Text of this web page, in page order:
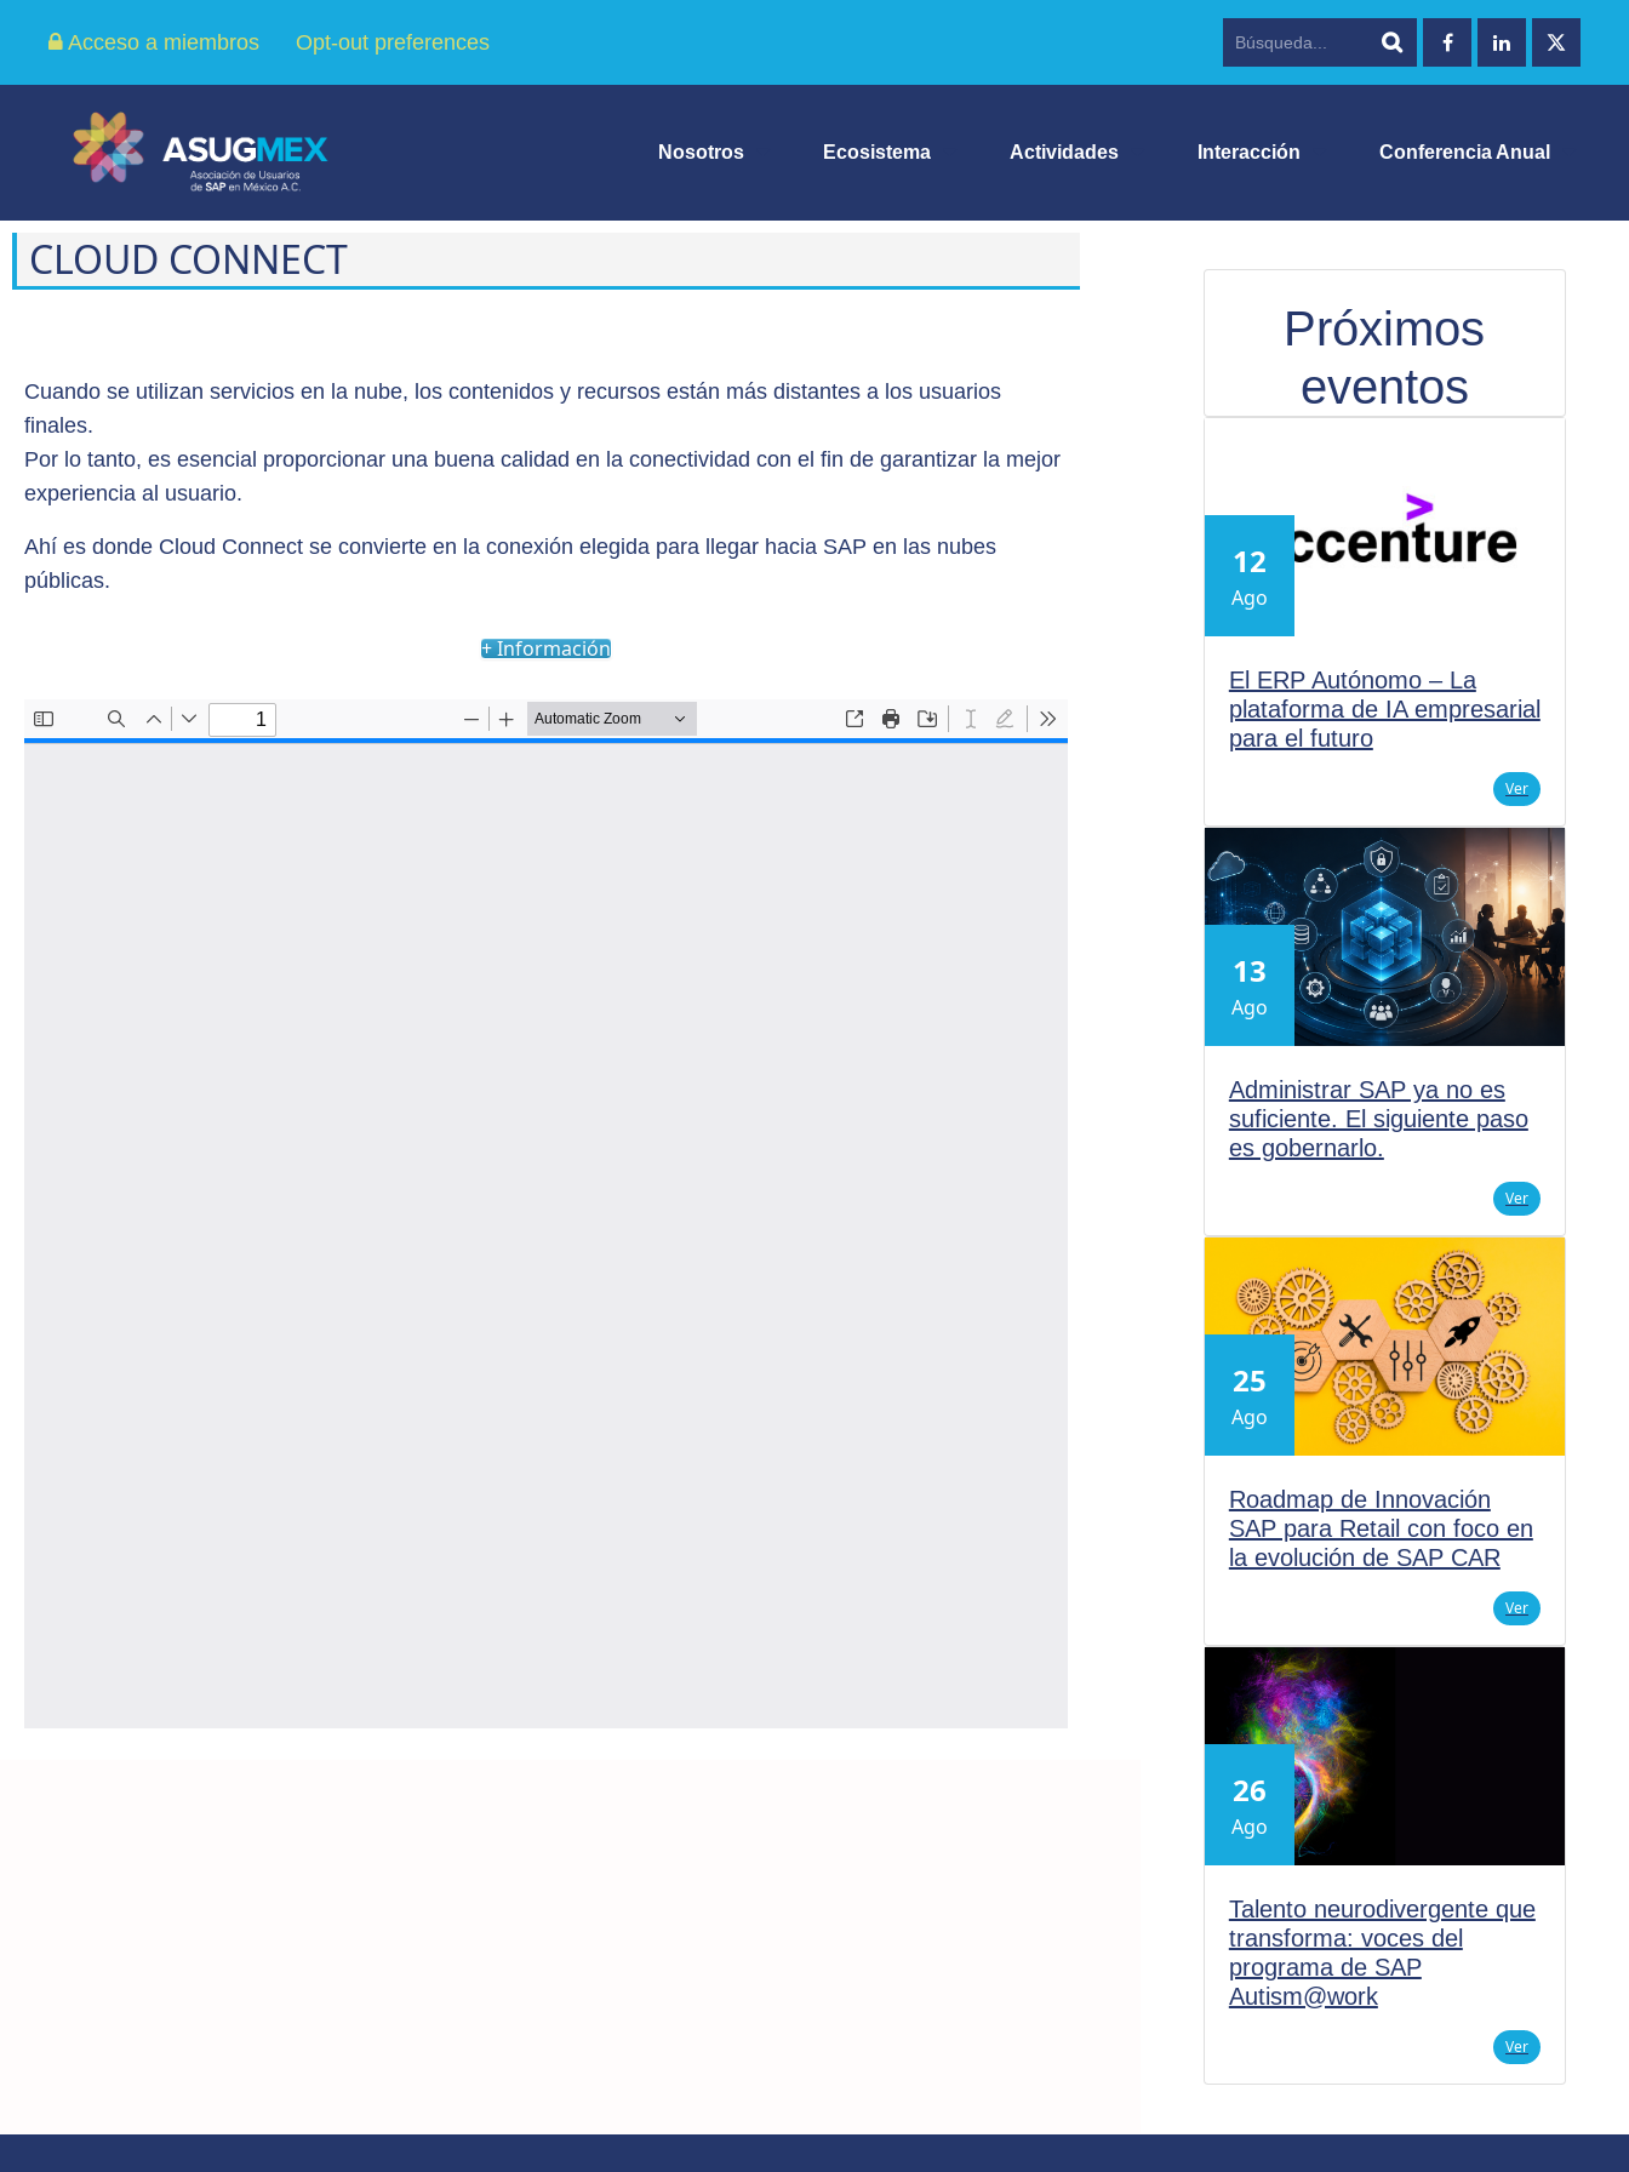
Acceso a miembros Opt-out preferences
Nosotros Ecosistema Actividades Interacción Conferencia Anual
CLOUD CONNECT
Cuando se utilizan servicios en la nube, los contenidos y recursos están más distantes a los usuarios
finales.
Por lo tanto, es esencial proporcionar una buena calidad en la conectividad con el fin de garantizar la mejor
experiencia al usuario.
Ahí es donde Cloud Connect se convierte en la conexión elegida para llegar hacia SAP en las nubes
públicas.
+ Información
Próximos
eventos
12
Ago
El ERP Autónomo – La
plataforma de IA empresarial
para el futuro
Ver
13
Ago
Administrar SAP ya no es
suficiente. El siguiente paso
es gobernarlo.
Ver
25
Ago
Roadmap de Innovación
SAP para Retail con foco en
la evolución de SAP CAR
Ver
26
Ago
Talento neurodivergente que
transforma: voces del
programa de SAP
Autism@work
Ver